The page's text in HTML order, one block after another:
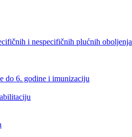
i nespecifičnih plućnih oboljenja
do 6. godine i imunizaciju